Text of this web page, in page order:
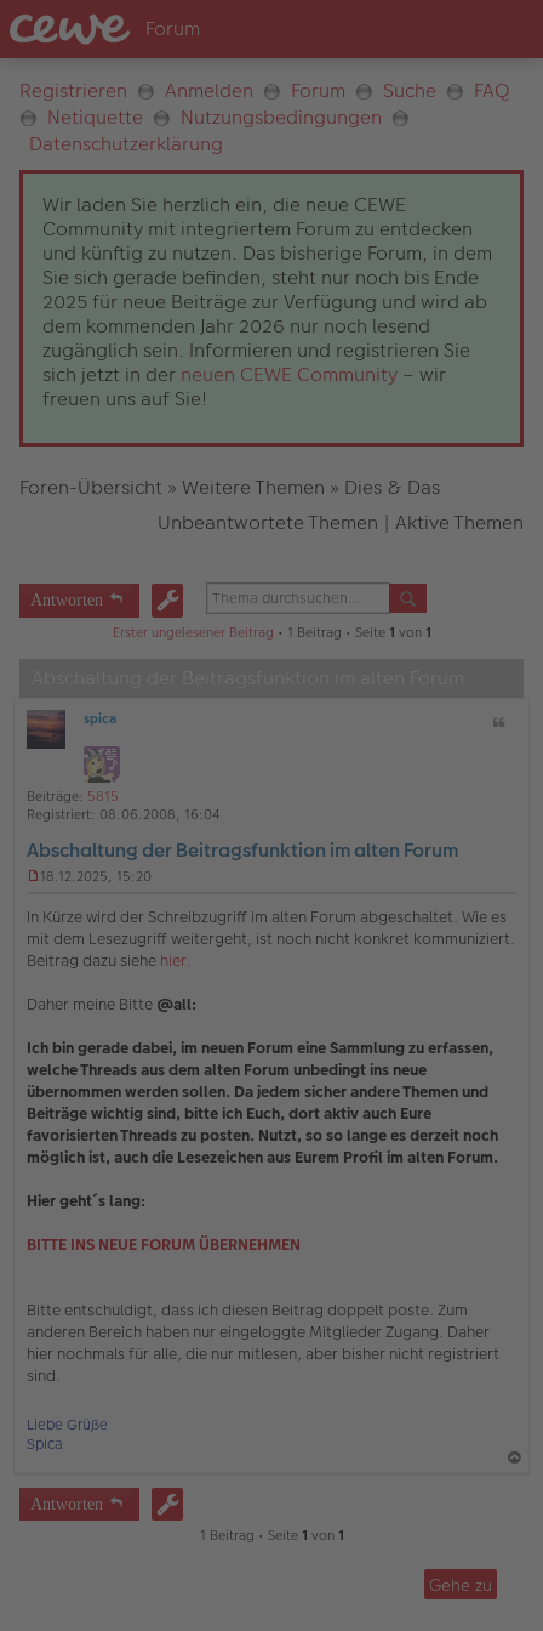
Registrieren Anmelden Forum Suche
FAQ
Netiquette
Nutzungsbedingungen
Datenschutzerklärung
Wir laden Sie herzlich ein, die neue CEWE
Community mit integriertem Forum zu entdecken
und künftig zu nutzen. Das bisherige Forum, in dem
Sie sich gerade befinden, steht nur noch bis Ende
2025 für neue Beiträge zur Verfügung und wird ab
dem kommenden Jahr 2026 nur noch lesend
zugänglich sein. Informieren und registrieren Sie
sich jetzt in der neuen CEWE Community – wir
freuen uns auf Sie!
Foren-Übersicht » Weitere Themen » Dies & Das
Unbeantwortete Themen | Aktive Themen
Antworten
Erster ungelesener Beitrag • 1 Beitrag • Seite 1 von 1
ff
n
e
spica
Beiträge: 5815
Registriert: 08.06.2008, 16:04
Abschaltung der Beitragsfunktion im alten Forum
n
g
e
l
s
e
r
B
e
t
r
g
18.12.2025, 15:20
In Kürze wird der Schreibzugriff im alten Forum abgeschaltet. Wie es
mit dem Lesezugriff weitergeht, ist noch nicht konkret kommuniziert.
Beitrag dazu siehe hier.
Daher meine Bitte @all:
Ich bin gerade dabei, im neuen Forum eine Sammlung zu erfassen,
welche Threads aus dem alten Forum unbedingt ins neue
übernommen werden sollen. Da jedem sicher andere Themen und
Beiträge wichtig sind, bitte ich Euch, dort aktiv auch Eure
favorisierten Threads zu posten. Nutzt, so so lange es derzeit noch
möglich ist, auch die Lesezeichen aus Eurem Profil im alten Forum.
Hier geht´s lang:
BITTE INS NEUE FORUM ÜBERNEHMEN
Bitte entschuldigt, dass ich diesen Beitrag doppelt poste. Zum
anderen Bereich haben nur eingeloggte Mitglieder Zugang. Daher
hier nochmals für alle, die nur mitlesen, aber bisher nicht registriert
sind.
Liebe Grüße
Spica
Antworten
1 Beitrag • Seite 1 von 1
Gehe zu